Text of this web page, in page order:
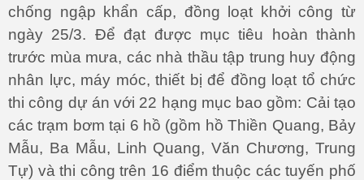
chống ngập khẩn cấp, đồng loạt khởi công từ
ngày 25/3. Để đạt được mục tiêu hoàn thành
trước mùa mưa, các nhà thầu tập trung huy động
nhân lực, máy móc, thiết bị để đồng loạt tổ chức
thi công dự án với 22 hạng mục bao gồm: Cải tạo
các trạm bơm tại 6 hồ (gồm hồ Thiền Quang, Bảy
Mẫu, Ba Mẫu, Linh Quang, Văn Chương, Trung
Tự) và thi công trên 16 điểm thuộc các tuyến phố